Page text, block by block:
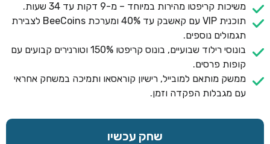
משיכות קריפטו מהירות במיוחד – מ-9 דקות עד 34 שעות.
תוכנית VIP עם קאשבק עד 40% ומערכת BeeCoins לצבירת
תגמולים נוספים.
בונוסי רילוד שבועיים, בונוס קריפטו 150% וטורנירים קבועים עם
קופות פרסים.
ממשק מותאם למובייל, רישיון קוראסאו ותמיכה במשחק אחראי
עם מגבלות הפקדה וזמן.
שחק עכשיו